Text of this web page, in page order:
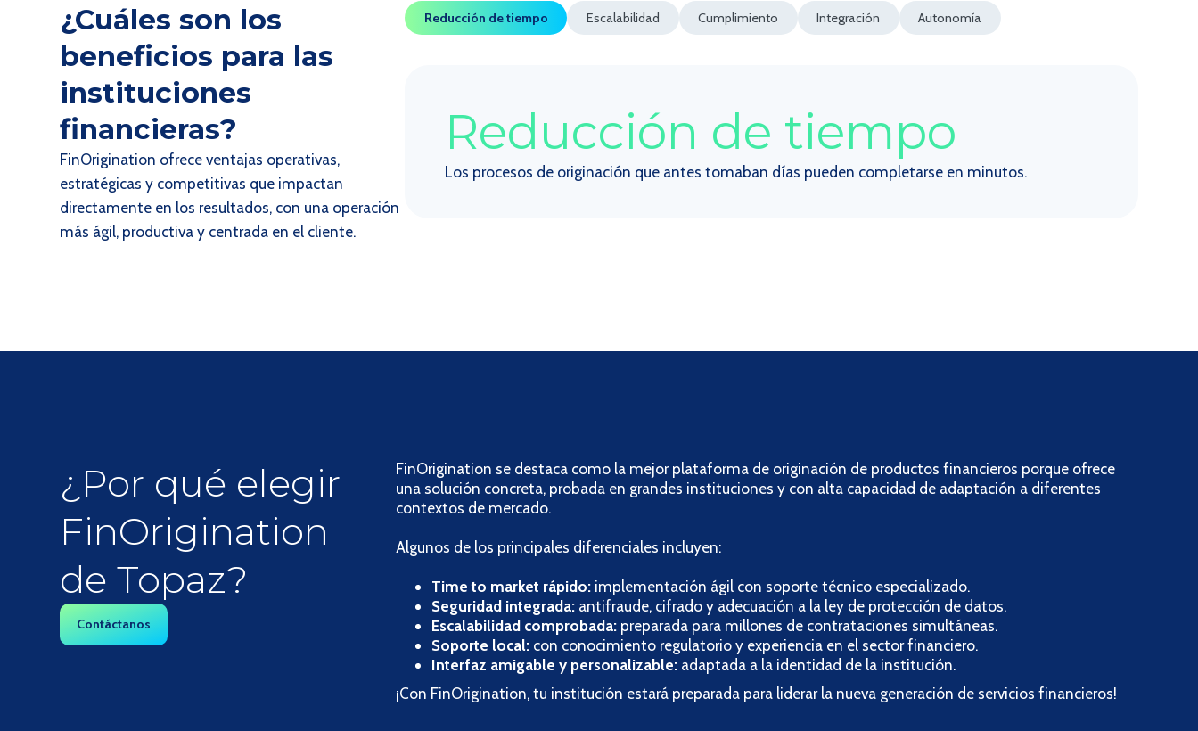
¿Cuáles son los
beneficios para las
instituciones
financieras?
FinOrigination ofrece ventajas operativas,
estratégicas y competitivas que impactan
directamente en los resultados, con una operación
más ágil, productiva y centrada en el cliente.
Reducción de tiempo Escalabilidad Cumplimiento Integración Autonomía
Reducción de tiempo
Los procesos de originación que antes tomaban días pueden completarse en minutos.
¿Por qué elegir
FinOrigination
de Topaz?
Contáctanos
FinOrigination se destaca como la mejor plataforma de originación de productos financieros porque ofrece
una solución concreta, probada en grandes instituciones y con alta capacidad de adaptación a diferentes
contextos de mercado.
Algunos de los principales diferenciales incluyen:
Time to market rápido:implementación ágil con soporte técnico especializado.
Seguridad integrada:antifraude, cifrado y adecuación a la ley de protección de datos.
Escalabilidad comprobada:preparada para millones de contrataciones simultáneas.
Soporte local:con conocimiento regulatorio y experiencia en el sector financiero.
Interfaz amigable y personalizable:adaptada a la identidad de la institución.
¡Con FinOrigination, tu institución estará preparada para liderar la nueva generación de servicios financieros!